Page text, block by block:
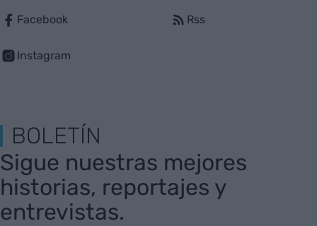
Facebook
Instagram
Rss
BOLETÍN
Sigue nuestras mejores
historias, reportajes y
entrevistas.